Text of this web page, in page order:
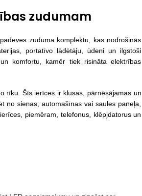
zudumam
zuduma komplektu, kas nodrošinās
portatīvo lādētāju, ūdeni un ilgstoši
komfortu, kamēr tiek risināta elektrības
rīku. Šīs ierīces ir klusas, pārnēsājamas un
no sienas, automašīnas vai saules paneļa,
piemēram, telefonus, klēpjdatorus un